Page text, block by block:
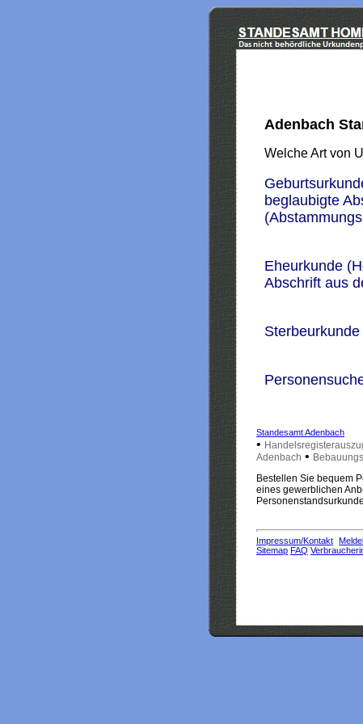
Adenbach
Welche Art von
beglaubigte
Eheurkunde
Abschrift aus
Standesamt Adenbach
•
Adenbach •
Bestellen Sie bequem
eines gewerblichen
Impressum/Kontakt
Sitemap FAQ